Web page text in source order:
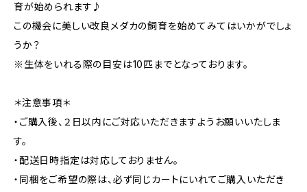
育が始められます♪
この機会に美しい改良メダカの飼育を始めてみてはいかがでしょ
うか？
※生体をいれる際の目安は10匹までとなっております。
＊注意事項＊
・ご購入後、２日以内にご対応いただきますようお願いいたしま
す。
・配送日時指定は対応しておりません。
・同梱をご希望の際は、必ず同じカートにいれてご購入いただき